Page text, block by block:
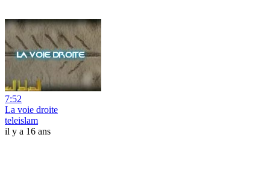
7:52
La voie droite
teleislam
il y a 16 ans